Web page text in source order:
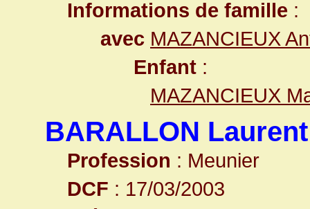
Informations de famille :
avec MAZANCIEUX
Enfant :
MAZANCIEUX
BARALLON Laurent
Profession : Meunier
DCF : 17/03/2003